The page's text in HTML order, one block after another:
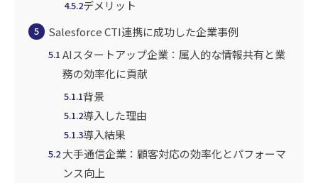
4.5.2デメリット
5 Salesforce CTI連携に成功した企業事例
5.1 AIスタートアップ企業：属人的な情報共有と業
務の効率化に貢献
5.1.1背景
5.1.2導入した理由
5.1.3導入結果
5.2 大手通信企業：顧客対応の効率化とパフォーマ
ンス向上